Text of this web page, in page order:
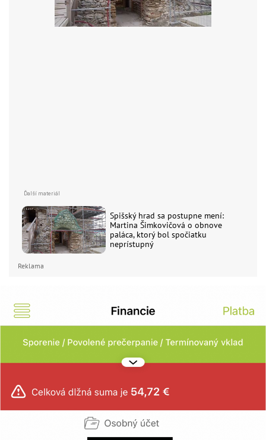
Spišský hrad sa postupne mení:
Martina Šimkovičová o obnove
paláca, ktorý bol spočiatku
neprístupný
Reklama